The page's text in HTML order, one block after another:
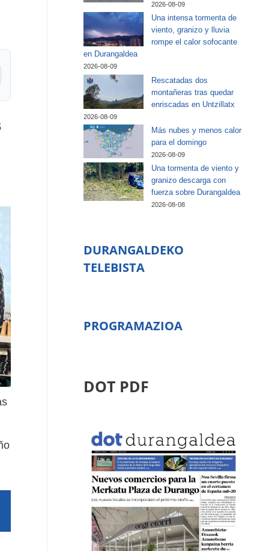
2026-08-09
Una intensa tormenta de
viento, granizo y lluvia
rompe el calor sofocante
en Durangaldea
2026-08-09
Rescatadas dos
montañeras tras quedar
enriscadas en Untzillatx
2026-08-09
Más nubes y menos calor
para el domingo
2026-08-09
Una tormenta de viento y
granizo descarga con
fuerza sobre Durangaldea
2026-08-08
DURANGALDEKO
TELEBISTA
PROGRAMAZIOA
DOT PDF